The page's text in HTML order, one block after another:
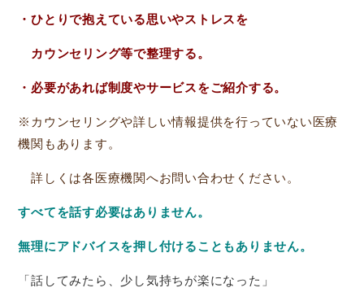
・ひとりで抱えている思いやストレスを
カウンセリング等で整理する。
・必要があれば制度やサービスをご紹介する。
※カウンセリングや詳しい情報提供を行っていない医療
機関もあります。
詳しくは各医療機関へお問い合わせください。
すべてを話す必要はありません。
無理にアドバイスを押し付けることもありません。
「話してみたら、少し気持ちが楽になった」